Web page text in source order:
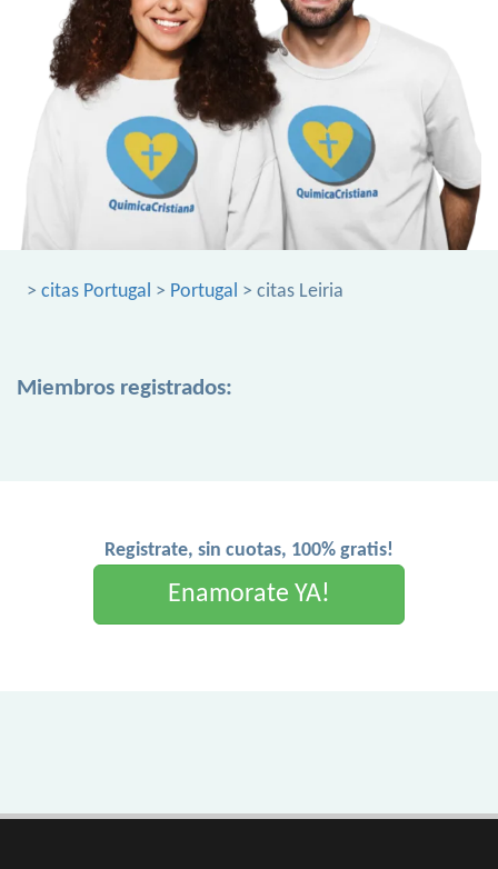
> citas Portugal > Portugal > citas Leiria
Miembros registrados:
Registrate, sin cuotas, 100% gratis!
Enamorate YA!